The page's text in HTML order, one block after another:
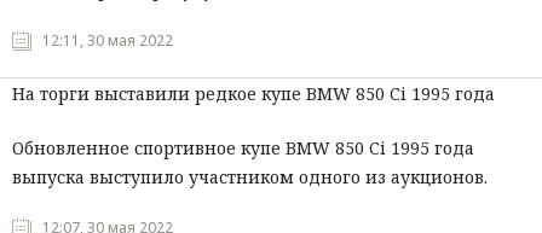
12:11, 30 мая 2022
На торги выставили редкое купе BMW 850 Ci 1995 года
Обновленное спортивное купе BMW 850 Ci 1995 года
выпуска выступило участником одного из аукционов.
12:07, 30 мая 2022